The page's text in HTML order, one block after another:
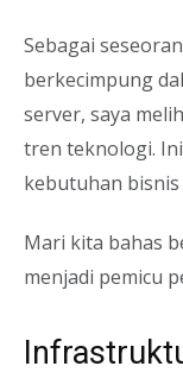
Sebagai
berkecimpung
server, saya
tren teknologi.
kebutuhan bisnis
Mari kita bahas
menjadi pemicu